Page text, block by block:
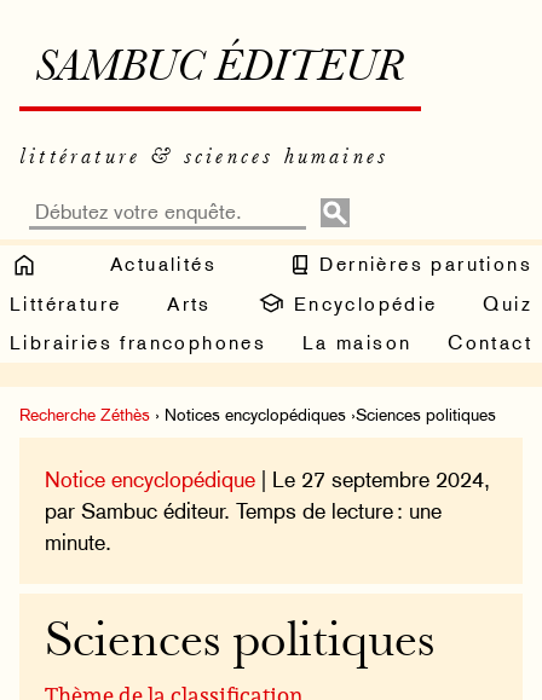
SAMBUC ÉDITEUR
littérature & sciences humaines
Actualités
Dernières parutions
Littérature
Arts Encyclopédie
Quiz
Librairies francophones
La maison Contact
Recherche Zéthès › Notices encyclopédiques ›Sciences politiques
Notice encyclopédique | Le 27 septembre 2024,
par Sambuc éditeur. Temps de lecture : une
minute.
Sciences politiques